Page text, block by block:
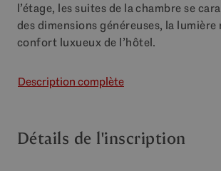
l’étage, les suites de la chambre se
des dimensions généreuses, la
confort luxueux de l’hôtel.
Description complète
Détails de l'inscription